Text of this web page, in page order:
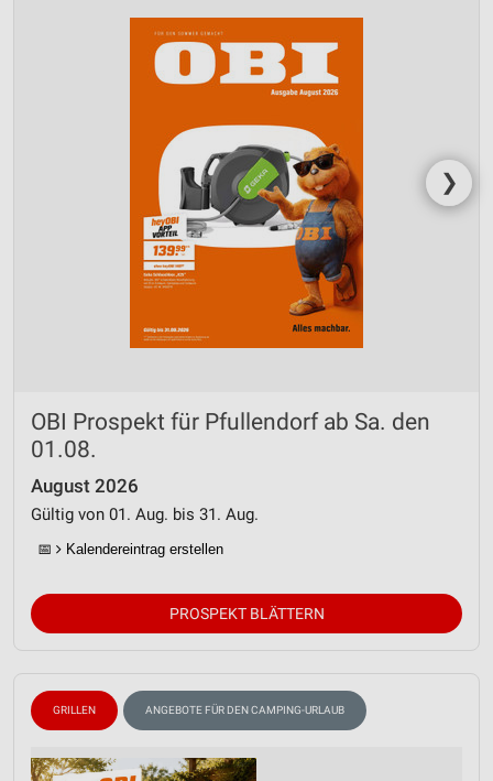
❯
OBI Prospekt für Pfullendorf ab Sa. den
01.08.
August 2026
Gültig von 01. Aug. bis 31. Aug.
📅 Kalendereintrag erstellen
PROSPEKT BLÄTTERN
GRILLEN ANGEBOTE FÜR DEN CAMPING-URLAUB